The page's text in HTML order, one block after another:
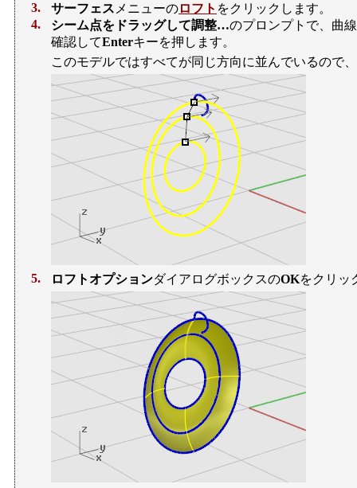
3. サーフェス メニューのロフト をクリックします。
4.
シーム点をドラッグして調整…のプロンプトで、曲
確認してEnterキーを押します。
このモデルではすべてが同じ方向に並んでいるので
5. ロフトオプションダイアログボックスのOKをクリッ